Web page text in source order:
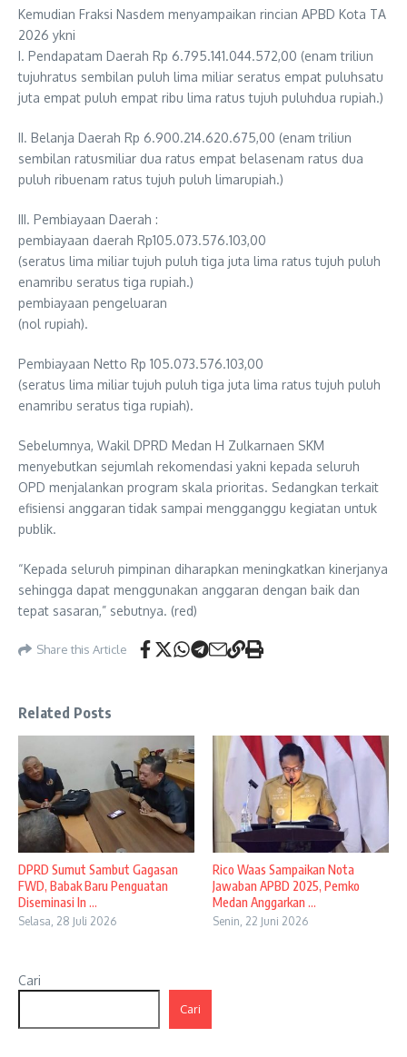
Kemudian Fraksi Nasdem menyampaikan rincian APBD Kota TA
2026 ykni
I. Pendapatam Daerah Rp 6.795.141.044.572,00 (enam triliun
tujuhratus sembilan puluh lima miliar seratus empat puluhsatu
juta empat puluh empat ribu lima ratus tujuh puluhdua rupiah.)
II. Belanja Daerah Rp 6.900.214.620.675,00 (enam triliun
sembilan ratusmiliar dua ratus empat belasenam ratus dua
puluh ribuenam ratus tujuh puluh limarupiah.)
III. Pembiayaan Daerah :
pembiayaan daerah Rp105.073.576.103,00
(seratus lima miliar tujuh puluh tiga juta lima ratus tujuh puluh
enamribu seratus tiga rupiah.)
pembiayaan pengeluaran
(nol rupiah).
Pembiayaan Netto Rp 105.073.576.103,00
(seratus lima miliar tujuh puluh tiga juta lima ratus tujuh puluh
enamribu seratus tiga rupiah).
Sebelumnya, Wakil DPRD Medan H Zulkarnaen SKM
menyebutkan sejumlah rekomendasi yakni kepada seluruh
OPD menjalankan program skala prioritas. Sedangkan terkait
efisiensi anggaran tidak sampai mengganggu kegiatan untuk
publik.
“Kepada seluruh pimpinan diharapkan meningkatkan kinerjanya
sehingga dapat menggunakan anggaran dengan baik dan
tepat sasaran,” sebutnya. (red)
Share this Article
Related Posts
DPRD Sumut Sambut Gagasan
FWD, Babak Baru Penguatan
Diseminasi In ...
Selasa, 28 Juli 2026
Rico Waas Sampaikan Nota
Jawaban APBD 2025, Pemko
Medan Anggarkan ...
Senin, 22 Juni 2026
Cari
Cari